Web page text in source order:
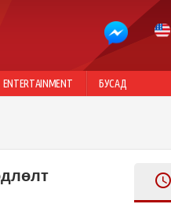
ENTERTAINMENT БУСАД